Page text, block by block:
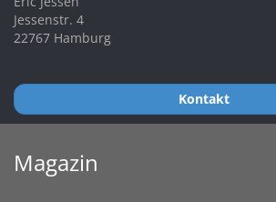
Jessenstr. 4
22767 Hamburg
Kontakt
Magazin